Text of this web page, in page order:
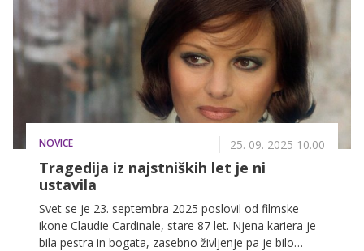
NOVICE 25. 09. 2025 10.00
Tragedija iz najstniških let je ni
ustavila
Svet se je 23. septembra 2025 poslovil od filmske
ikone Claudie Cardinale, stare 87 let. Njena kariera je
bila pestra in bogata, zasebno življenje pa je bilo